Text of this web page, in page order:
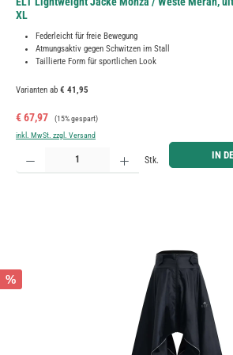
XL
Federleicht für freie Bewegung
Atmungsaktiv gegen Schwitzen im Stall
Taillierte Form für sportlichen Look
Varianten ab € 41,95
Verkaufspreis:
€ 67,97 Regulärer Preis:
(15% gespart)
inkl. MwSt. zzgl. Versand
Produkt Anzahl: Gib den gewünschten Wert ein oder benutze
Stk. IN
%